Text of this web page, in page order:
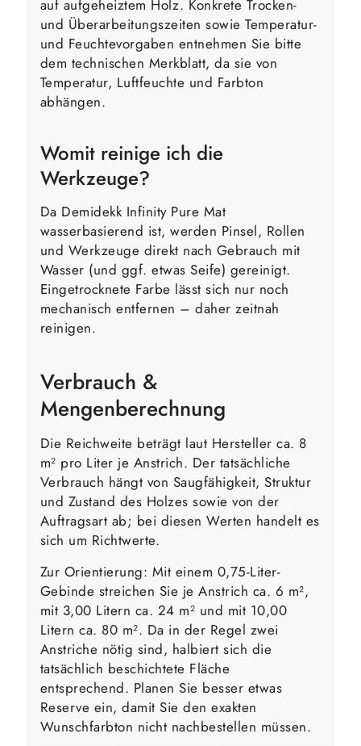
auf aufgeheiztem Holz. Konkrete Trocken-
und Überarbeitungszeiten sowie Temperatur-
und Feuchtevorgaben entnehmen Sie bitte
dem technischen Merkblatt, da sie von
Temperatur, Luftfeuchte und Farbton
abhängen.
Womit reinige ich die
Werkzeuge?
Da Demidekk Infinity Pure Mat
wasserbasierend ist, werden Pinsel, Rollen
und Werkzeuge direkt nach Gebrauch mit
Wasser (und ggf. etwas Seife) gereinigt.
Eingetrocknete Farbe lässt sich nur noch
mechanisch entfernen – daher zeitnah
reinigen.
Verbrauch &
Mengenberechnung
Die Reichweite beträgt laut Hersteller ca. 8
m² pro Liter je Anstrich. Der tatsächliche
Verbrauch hängt von Saugfähigkeit, Struktur
und Zustand des Holzes sowie von der
Auftragsart ab; bei diesen Werten handelt es
sich um Richtwerte.
Zur Orientierung: Mit einem 0,75-Liter-
Gebinde streichen Sie je Anstrich ca. 6 m²,
mit 3,00 Litern ca. 24 m² und mit 10,00
Litern ca. 80 m². Da in der Regel zwei
Anstriche nötig sind, halbiert sich die
tatsächlich beschichtete Fläche
entsprechend. Planen Sie besser etwas
Reserve ein, damit Sie den exakten
Wunschfarbton nicht nachbestellen müssen.